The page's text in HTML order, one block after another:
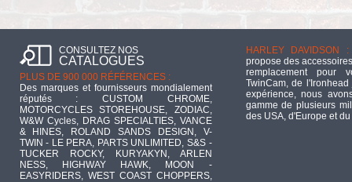
CONSULTEZ NOS
CATALOGUES
PLUS DE 900 000 RÉFÉRENCES :
Des marques et fournisseurs mondialement
réputés : CUSTOM CHROME,
MOTORCYCLES STOREHOUSE, ZODIAC,
W&W Cycles, DRAG SPECIALTIES, VANCE
& HINES, ROLAND SANDS DESIGN, V-
TWIN - LE PERA, PARTS UNLIMITED, S&S -
TUCKER ROCKY, KURYAKYN, ARLEN
NESS, HIGHWAY HAWK, MOON -
EASYRIDERS, WEST COAST CHOPPERS,
HARLEY DAVIDSON :
propose des
remplacement pour
TwinCam, de
expérience, nous
gamme de plusieurs
des USA, d'Europe et